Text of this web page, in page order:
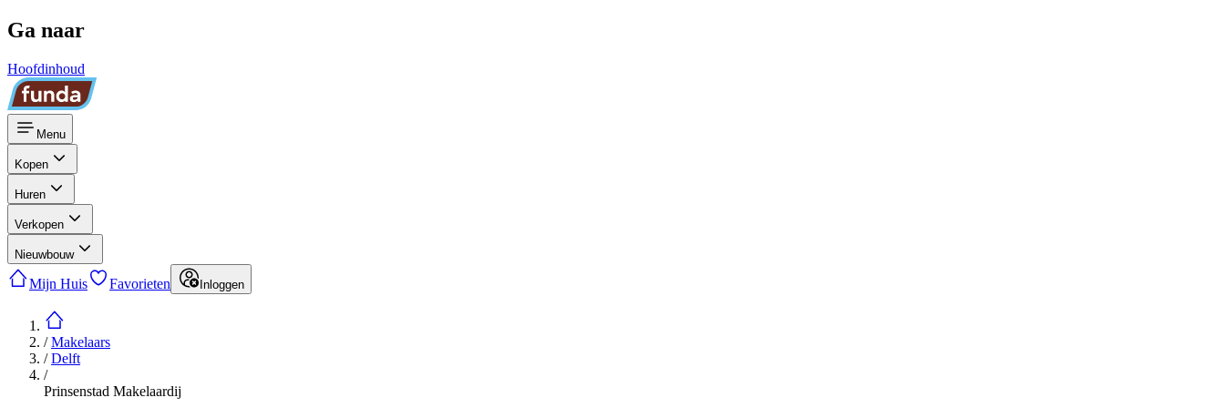
Ga naar
Hoofdinhoud
Menu
Kopen
Huren
Verkopen
Nieuwbouw
Mijn Huis Favorieten Inloggen
/Makelaars
/Delft
/
Prinsenstad Makelaardij